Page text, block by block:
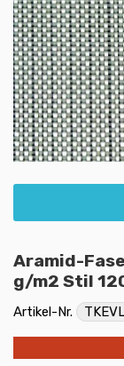
Aramid-
g/m2 Stil
Artikel-Nr.